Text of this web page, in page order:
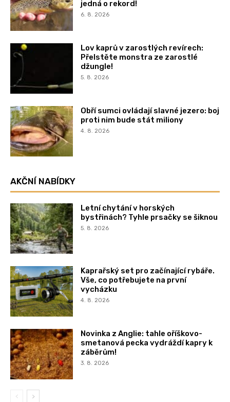
jedná o rekord!
6. 8. 2026
Lov kaprů v zarostlých revírech:
Přelstěte monstra ze zarostlé
džungle!
5. 8. 2026
Obří sumci ovládají slavné jezero: boj
proti nim bude stát miliony
4. 8. 2026
AKČNÍ NABÍDKY
Letní chytání v horských
bystřinách? Tyhle prsačky se šiknou
5. 8. 2026
Kaprařský set pro začínající rybáře.
Vše, co potřebujete na první
vycházku
4. 8. 2026
Novinka z Anglie: tahle oříškovo-
smetanová pecka vydráždí kapry k
záběrům!
3. 8. 2026